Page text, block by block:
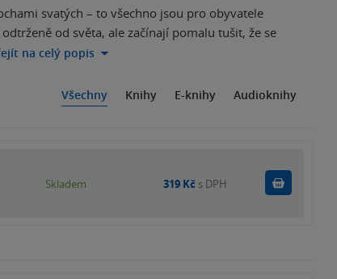
svatých – to všechno jsou pro obyvatele
od světa, ale začínají pomalu tušit, že se
na celý popis
Všechny Knihy E-knihy Audioknihy
Skladem 319 Kč s DPH